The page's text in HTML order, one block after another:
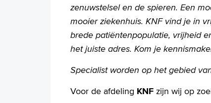
zenuwstelsel en de spieren. Een
mooier ziekenhuis. KNF vind je in
brede patiëntenpopulatie, vrijheid
het juiste adres. Kom je
Specialist worden op het gebied
Voor de afdeling KNF zijn wij op